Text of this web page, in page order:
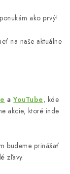
ako prvý!
na naše aktuálne
aYouTube, kde
akcie, ktoré inde
budeme prinášať
zľavy.